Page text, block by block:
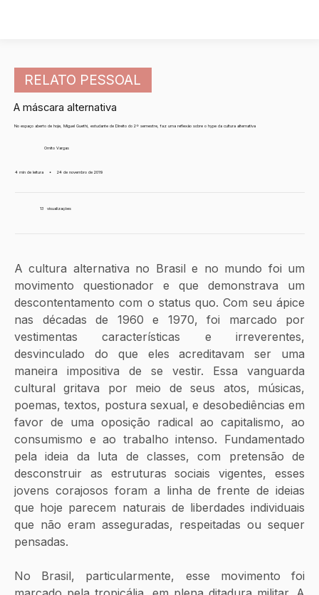
RELATO PESSOAL
A máscara alternativa
No espaço aberto de hoje, Miguel Guethi, estudante de Direito do 2º semestre, faz uma reflexão sobre o hype da cultura alternativa
Ornito Vargas
4 min de leitura • 24 de novembro de 2019
13 visualizações
A cultura alternativa no Brasil e no mundo foi um
movimento questionador e que demonstrava um
descontentamento com o status quo. Com seu ápice
nas décadas de 1960 e 1970, foi marcado por
vestimentas características e irreverentes,
desvinculado do que eles acreditavam ser uma
maneira impositiva de se vestir. Essa vanguarda
cultural gritava por meio de seus atos, músicas,
poemas, textos, postura sexual, e desobediências em
favor de uma oposição radical ao capitalismo, ao
consumismo e ao trabalho intenso. Fundamentado
pela ideia da luta de classes, com pretensão de
desconstruir as estruturas sociais vigentes, esses
jovens corajosos foram a linha de frente de ideias
que hoje parecem naturais de liberdades individuais
que não eram asseguradas, respeitadas ou sequer
pensadas.
No Brasil, particularmente, esse movimento foi